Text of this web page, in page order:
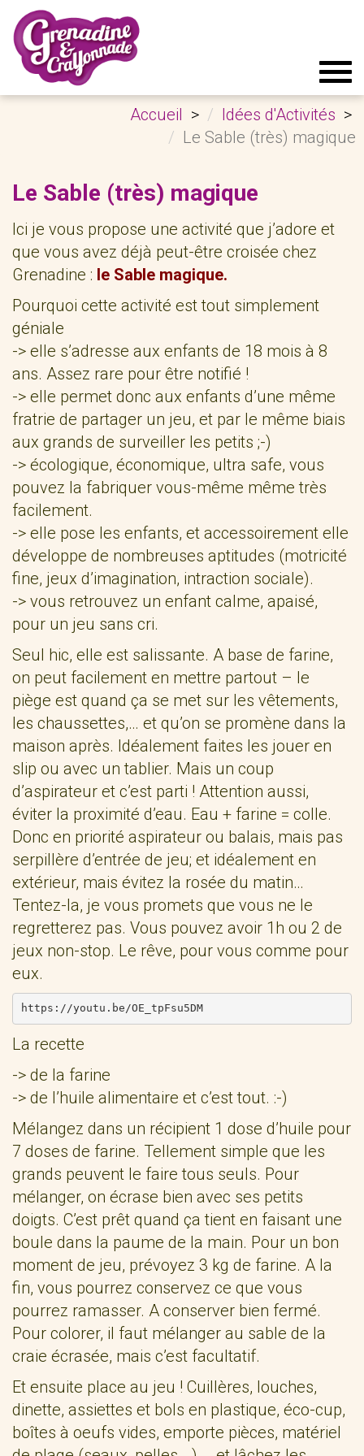
Accueil
Idées d'Activités
Le Sable (très) magique
Le Sable (très) magique
Ici je vous propose une activité que j’adore et
que vous avez déjà peut-être croisée chez
Grenadine : le Sable magique.
Pourquoi cette activité est tout simplement
géniale
-> elle s’adresse aux enfants de 18 mois à 8
ans. Assez rare pour être notifié !
-> elle permet donc aux enfants d’une même
fratrie de partager un jeu, et par le même biais
aux grands de surveiller les petits ;-)
-> écologique, économique, ultra safe, vous
pouvez la fabriquer vous-même même très
facilement.
-> elle pose les enfants, et accessoirement elle
développe de nombreuses aptitudes (motricité
fine, jeux d’imagination, intraction sociale).
-> vous retrouvez un enfant calme, apaisé,
pour un jeu sans cri.
Seul hic, elle est salissante. A base de farine,
on peut facilement en mettre partout – le
piège est quand ça se met sur les vêtements,
les chaussettes,… et qu’on se promène dans la
maison après. Idéalement faites les jouer en
slip ou avec un tablier. Mais un coup
d’aspirateur et c’est parti ! Attention aussi,
éviter la proximité d’eau. Eau + farine = colle.
Donc en priorité aspirateur ou balais, mais pas
serpillère d’entrée de jeu; et idéalement en
extérieur, mais évitez la rosée du matin…
Tentez-la, je vous promets que vous ne le
regretterez pas. Vous pouvez avoir 1h ou 2 de
jeux non-stop. Le rêve, pour vous comme pour
eux.
https://youtu.be/OE_tpFsu5DM
La recette
-> de la farine
-> de l’huile alimentaire et c’est tout. :-)
Mélangez dans un récipient 1 dose d’huile pour
7 doses de farine. Tellement simple que les
grands peuvent le faire tous seuls. Pour
mélanger, on écrase bien avec ses petits
doigts. C’est prêt quand ça tient en faisant une
boule dans la paume de la main. Pour un bon
moment de jeu, prévoyez 3 kg de farine. A la
fin, vous pourrez conservez ce que vous
pourrez ramasser. A conserver bien fermé.
Pour colorer, il faut mélanger au sable de la
craie écrasée, mais c’est facultatif.
Et ensuite place au jeu ! Cuillères, louches,
dinette, assiettes et bols en plastique, éco-cup,
boîtes à oeufs vides, emporte pièces, matériel